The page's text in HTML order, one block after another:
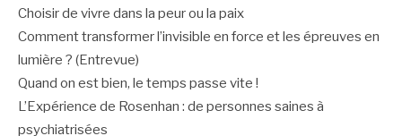
Choisir de vivre dans la peur ou la paix
Comment transformer l’invisible en force et les épreuves en
lumière ? (Entrevue)
Quand on est bien, le temps passe vite !
L’Expérience de Rosenhan : de personnes saines à
psychiatrisées